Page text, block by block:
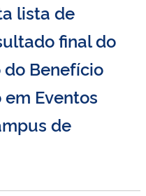
lista de
final do
Benefício
Eventos
de